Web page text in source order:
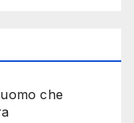
che